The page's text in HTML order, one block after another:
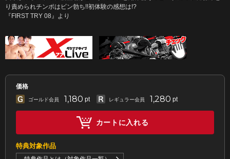
り責められチンポはビン勃ち!!初体験の感想は!?
『FIRST TRY 08』より
価格
ゴールド会員 1,180 pt レギュラー会員 1,280 pt
カートに入れる
特典対象作品